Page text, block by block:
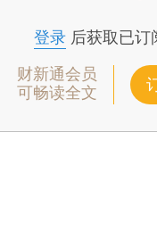
登录后获取已订
财新通会员
可畅读全文